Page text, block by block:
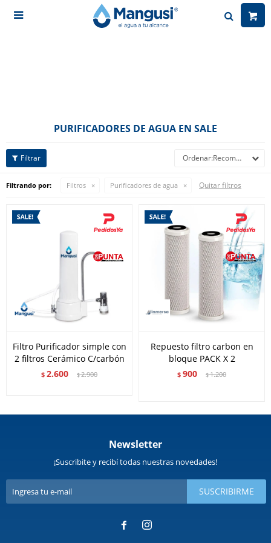

PURIFICADORES DE AGUA EN SALE
Recomendados
Filtrando por: Filtros Purificadores de agua Quitar filtros
Filtro Purificador simple con
2 filtros Cerámico C/carbón
$ 2.600 $2.900
Repuesto filtro carbon en
bloque PACK X 2
$ 900 $1.200
Newsletter
¡Suscribite y recibí todas nuestras novedades!
SUSCRIBIRME
 